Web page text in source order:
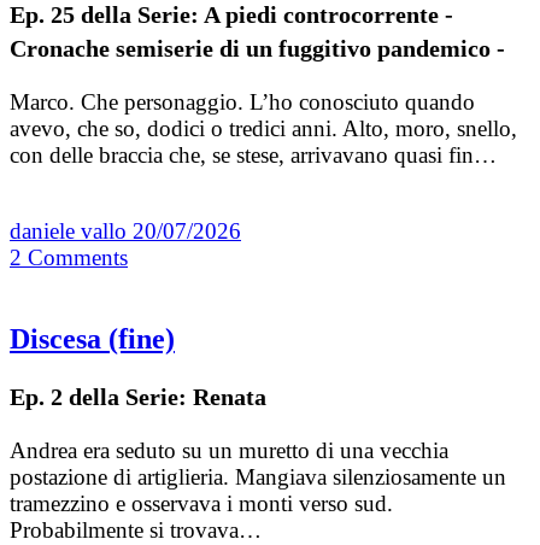
Ep. 25 della Serie: A piedi controcorrente -
Cronache semiserie di un fuggitivo pandemico -
Marco. Che personaggio. L’ho conosciuto quando
avevo, che so, dodici o tredici anni. Alto, moro, snello,
con delle braccia che, se stese, arrivavano quasi fin…
daniele vallo 20/07/2026
2 Comments
Discesa (fine)
Ep. 2 della Serie: Renata
Andrea era seduto su un muretto di una vecchia
postazione di artiglieria. Mangiava silenziosamente un
tramezzino e osservava i monti verso sud.
Probabilmente si trovava…